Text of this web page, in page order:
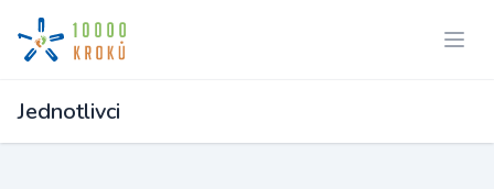
Jednotlivci